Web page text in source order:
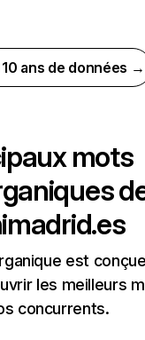
ans de données →
mots
est
les meilleurs
concurrents.